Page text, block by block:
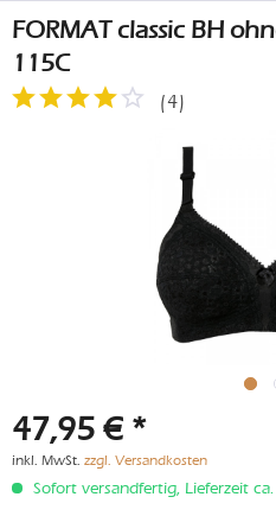
FORMAT classic BH
115C
(4)
47,95 € *
inkl. MwSt. zzgl. Versandkosten
Sofort versandfertig, Lieferzeit